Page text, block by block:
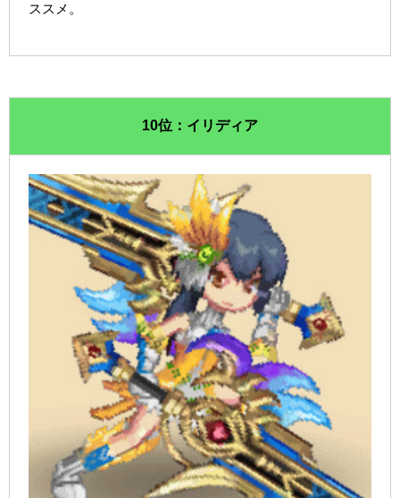
ススメ。
10位：イリディア